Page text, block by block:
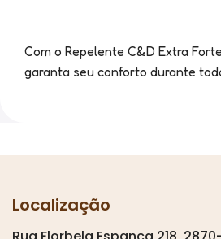
Com o Repelente C&D Extra
garanta seu conforto durante
Localização